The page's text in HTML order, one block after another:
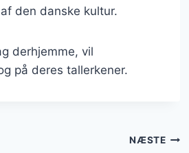
den danske kultur.
derhjemme, vil
på deres tallerkener.
NÆSTE